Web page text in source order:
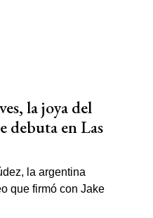
la joya del
debuta en Las